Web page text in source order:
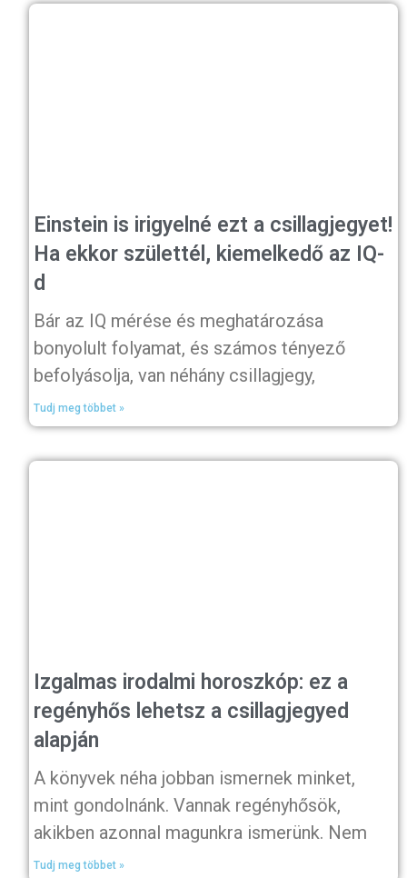
Einstein is irigyelné ezt a csillagjegyet!
Ha ekkor születtél, kiemelkedő az IQ-
d
Bár az IQ mérése és meghatározása
bonyolult folyamat, és számos tényező
befolyásolja, van néhány csillagjegy,
Tudj meg többet »
Izgalmas irodalmi horoszkóp: ez a
regényhős lehetsz a csillagjegyed
alapján
A könyvek néha jobban ismernek minket,
mint gondolnánk. Vannak regényhősök,
akikben azonnal magunkra ismerünk. Nem
Tudj meg többet »